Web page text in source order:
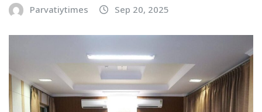
Parvatiytimes Sep 20, 2025